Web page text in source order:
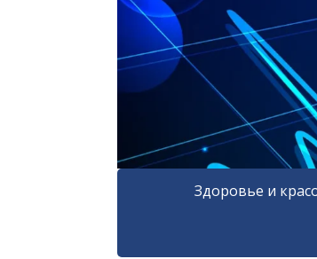
Здоровье и